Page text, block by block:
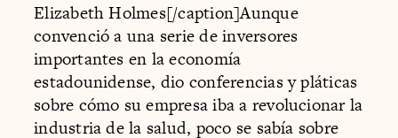
Elizabeth Holmes[/caption]Aunque
convenció a una serie de inversores
importantes en la economía
estadounidense, dio conferencias y pláticas
sobre cómo su empresa iba a revolucionar la
industria de la salud, poco se sabía sobre